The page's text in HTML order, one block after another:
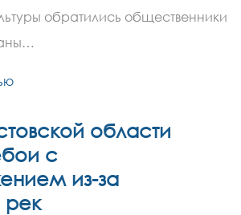
обратились общественники
области
с
из-за